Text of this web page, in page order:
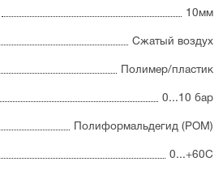
10мм
Сжатый воздух
Полимер/пластик
0...10 бар
Полиформальдегид (POM)
0...+60С